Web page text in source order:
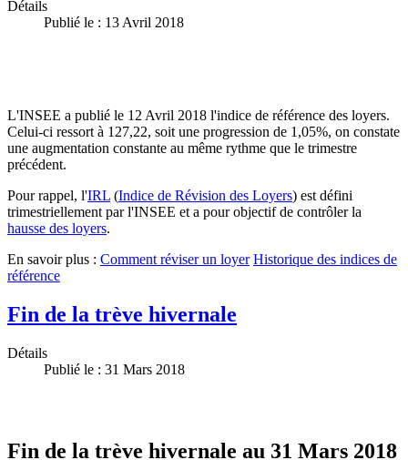
Détails
Publié le : 13 Avril 2018
L'INSEE a publié le 12 Avril 2018 l'indice de référence des loyers.
Celui-ci ressort à 127,22, soit une progression de 1,05%, on constate
une augmentation constante au même rythme que le trimestre
précédent.
Pour rappel, l'IRL (Indice de Révision des Loyers) est défini
trimestriellement par l'INSEE et a pour objectif de contrôler la
hausse des loyers.
En savoir plus : Comment réviser un loyer Historique des indices de
référence
Fin de la trève hivernale
Détails
Publié le : 31 Mars 2018
Fin de la trève hivernale au 31 Mars 2018